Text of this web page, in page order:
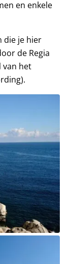
en enkele
die je hier
de Regia
van het